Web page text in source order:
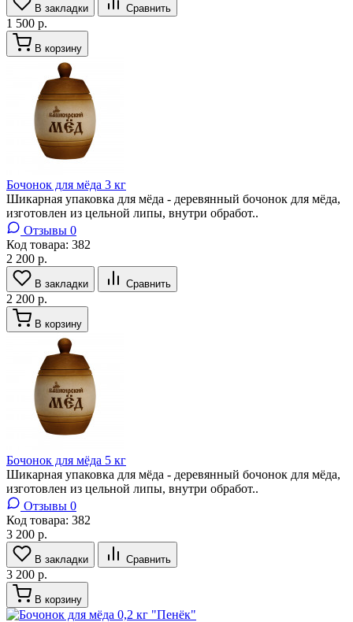
В закладки Сравнить
1 500 р.
В корзину
Бочонок для мёда 3 кг
Шикарная упаковка для мёда - деревянный бочонок для мёда,
изготовлен из цельной липы, внутри обработ..
Отзывы 0
Код товара: 382
2 200 р.
В закладки Сравнить
2 200 р.
В корзину
Бочонок для мёда 5 кг
Шикарная упаковка для мёда - деревянный бочонок для мёда,
изготовлен из цельной липы, внутри обработ..
Отзывы 0
Код товара: 382
3 200 р.
В закладки Сравнить
3 200 р.
В корзину